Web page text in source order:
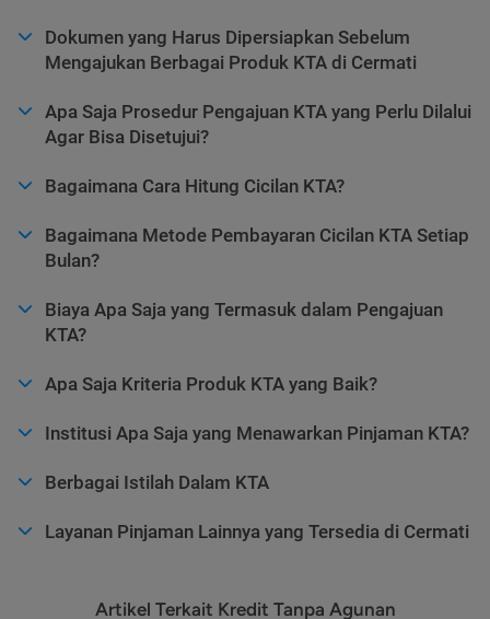
Dokumen yang Harus Dipersiapkan Sebelum
Mengajukan Berbagai Produk KTA di Cermati
Apa Saja Prosedur Pengajuan KTA yang Perlu Dilalui
Agar Bisa Disetujui?
Bagaimana Cara Hitung Cicilan KTA?
Bagaimana Metode Pembayaran Cicilan KTA Setiap
Bulan?
Biaya Apa Saja yang Termasuk dalam Pengajuan
KTA?
Apa Saja Kriteria Produk KTA yang Baik?
Institusi Apa Saja yang Menawarkan Pinjaman KTA?
Berbagai Istilah Dalam KTA
Layanan Pinjaman Lainnya yang Tersedia di Cermati
Artikel Terkait Kredit Tanpa Agunan